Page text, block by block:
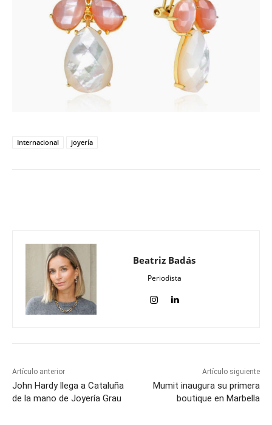
Internacional joyería
Beatriz Badás
Periodista
Artículo anterior
John Hardy llega a Cataluña
de la mano de Joyería Grau
Artículo siguiente
Mumit inaugura su primera
boutique en Marbella